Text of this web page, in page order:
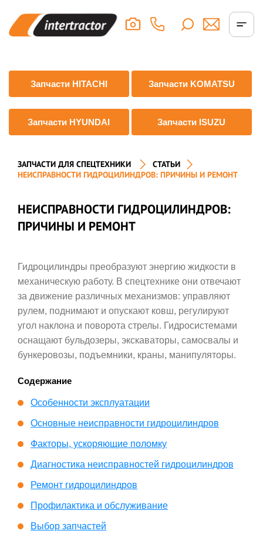
Запчасти HITACHI Запчасти KOMATSU
Запчасти HYUNDAI Запчасти ISUZU
ЗАПЧАСТИ ДЛЯ СПЕЦТЕХНИКИ
СТАТЬИ
НЕИСПРАВНОСТИ ГИДРОЦИЛИНДРОВ: ПРИЧИНЫ И РЕМОНТ
НЕИСПРАВНОСТИ ГИДРОЦИЛИНДРОВ:
ПРИЧИНЫ И РЕМОНТ
Гидроцилиндры преобразуют энергию жидкости в
механическую работу. В спецтехнике они отвечают
за движение различных механизмов: управляют
рулем, поднимают и опускают ковш, регулируют
угол наклона и поворота стрелы. Гидросистемами
оснащают бульдозеры, экскаваторы, самосвалы и
бункеровозы, подъемники, краны, манипуляторы.
Содержание
Особенности эксплуатации
Основные неисправности гидроцилиндров
Факторы, ускоряющие поломку
Диагностика неисправностей гидроцилиндров
Ремонт гидроцилиндров
Профилактика и обслуживание
Выбор запчастей